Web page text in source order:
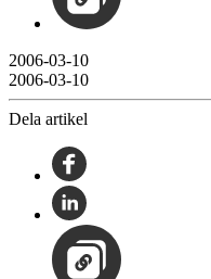
2006-03-10
2006-03-10
Dela artikel